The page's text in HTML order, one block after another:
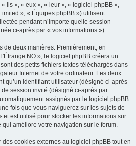
ils », « eux », « leur », « logiciel phpBB »,
», « Équipes phpBB ») utilisent
pendant n’importe quelle session
ci-après par « vos informations »).
de deux manières. Premièrement, en
NO », le logiciel phpBB créera un
des petits fichiers textes téléchargés dans
Internet de votre ordinateur. Les deux
qu’un identifiant utilisateur (désigné ci-après
session invité (désigné ci-après par
assignés par le logiciel phpBB.
fois que vous naviguerez sur les sujets de
et est utilisé pour stocker les informations sur
améliore votre navigation sur le forum.
cookies externes au logiciel phpBB tout en